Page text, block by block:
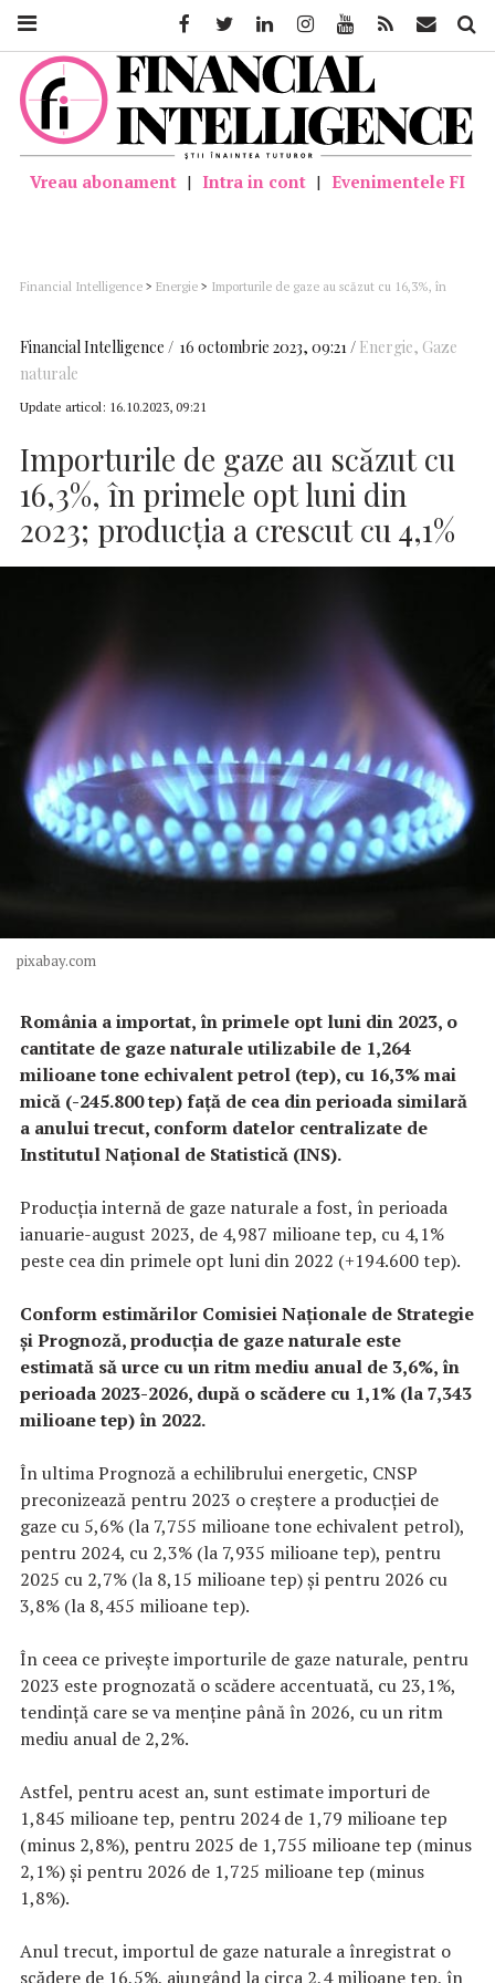
Vreau abonament | Intra in cont | Evenimentele FI
Financial Intelligence > Energie > Importurile de gaze au scăzut cu 16,3%, în
Financial Intelligence 16 octombrie 2023, 09:21 Energie, Gaze
naturale
Update articol: 16.10.2023, 09:21
Importurile de gaze au scăzut cu
16,3%, în primele opt luni din
2023; producţia a crescut cu 4,1%
pixabay.com
România a importat, în primele opt luni din 2023, o
cantitate de gaze naturale utilizabile de 1,264
milioane tone echivalent petrol (tep), cu 16,3% mai
mică (-245.800 tep) faţă de cea din perioada similară
a anului trecut, conform datelor centralizate de
Institutul Naţional de Statistică (INS).
Producţia internă de gaze naturale a fost, în perioada
ianuarie-august 2023, de 4,987 milioane tep, cu 4,1%
peste cea din primele opt luni din 2022 (+194.600 tep).
Conform estimărilor Comisiei Naţionale de Strategie
şi Prognoză, producţia de gaze naturale este
estimată să urce cu un ritm mediu anual de 3,6%, în
perioada 2023-2026, după o scădere cu 1,1% (la 7,343
milioane tep) în 2022.
În ultima Prognoză a echilibrului energetic, CNSP
preconizează pentru 2023 o creştere a producţiei de
gaze cu 5,6% (la 7,755 milioane tone echivalent petrol),
pentru 2024, cu 2,3% (la 7,935 milioane tep), pentru
2025 cu 2,7% (la 8,15 milioane tep) şi pentru 2026 cu
3,8% (la 8,455 milioane tep).
În ceea ce priveşte importurile de gaze naturale, pentru
2023 este prognozată o scădere accentuată, cu 23,1%,
tendinţă care se va menţine până în 2026, cu un ritm
mediu anual de 2,2%.
Astfel, pentru acest an, sunt estimate importuri de
1,845 milioane tep, pentru 2024 de 1,79 milioane tep
(minus 2,8%), pentru 2025 de 1,755 milioane tep (minus
2,1%) şi pentru 2026 de 1,725 milioane tep (minus
1,8%).
Anul trecut, importul de gaze naturale a înregistrat o
scădere de 16,5%, ajungând la circa 2,4 milioane tep, în
FacebookTwitter LinkedinInstagramYoutube Feed Mail